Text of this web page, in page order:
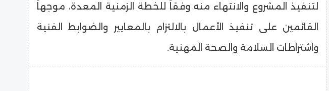
لتنفيذ المشروع والانتهاء منه وفقاً للخطة الزمنية المعدة، موجهاً
القائمين على تنفيذ الأعمال بالالتزام بالمعايير والضوابط الفنية
واشتراطات السلامة والصحة المهنية.